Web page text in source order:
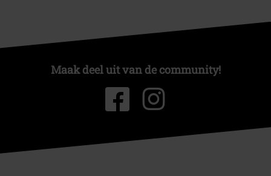
Maak deel uit van de community!